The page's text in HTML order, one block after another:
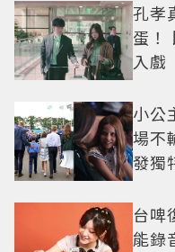
孔孝
蛋！
入戲
小公
場不
發獨
台啤
能錄